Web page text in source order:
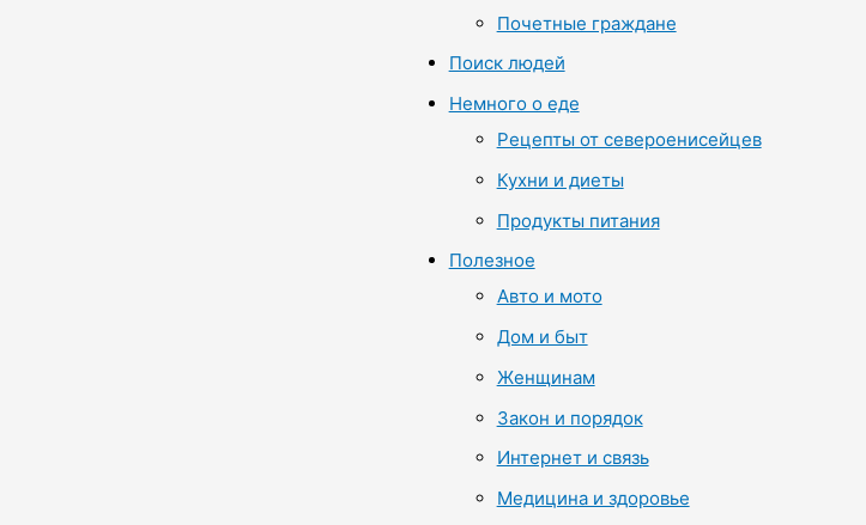
Почетные граждане
Поиск людей
Немного о еде
Рецепты от североенисейцев
Кухни и диеты
Продукты питания
Полезное
Авто и мото
Дом и быт
Женщинам
Закон и порядок
Интернет и связь
Медицина и здоровье